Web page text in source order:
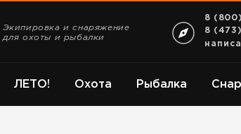
Экипировка и снаряжение
для охоты и рыбалки
8
8 (473)
ЛЕТО! Охота Рыбалка